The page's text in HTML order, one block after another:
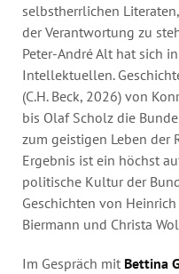
selbstherrlichen
der Verantwortung zu
Peter-André Alt hat sich
Intellektuellen.
(C.H. Beck, 2026) von
bis Olaf Scholz die
zum geistigen Leben der
Ergebnis ist ein höchst
politische Kultur der
Geschichten von
Biermann und Christa
Im Gespräch mit Bettina